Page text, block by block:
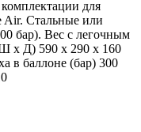
для
Air. Стальные или
бар). Вес с легочным
x Д) 590 x 290 x 160
в баллоне (бар) 300